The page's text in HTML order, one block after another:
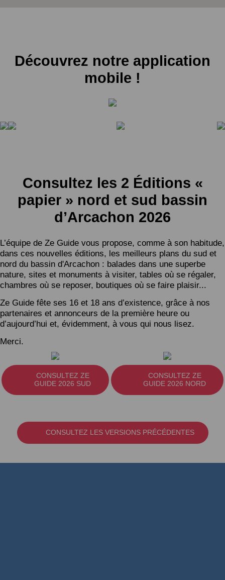
Découvrez notre application
mobile !
Consultez les 2 Éditions «
papier » nord et sud bassin
d’Arcachon 2026
L’équipe de Ze Guide vous propose, comme à son habitude,
dans ces nouvelles éditions, les meilleurs plans du sud et
nord du bassin d'Arcachon : balades dans une superbe
nature, sites et monuments à visiter, tables où se régaler,
chambres où se reposer, boutiques où se faire plaisir...
Ze Guide fête ses 16 et 18 ans d’existence, grâce à nos
partenaires et annonceurs de la première heure ou
d’aujourd’hui et, évidemment, à vous qui nous lisez.
Merci.
CONSULTEZ ZE
GUIDE 2026 SUD
CONSULTEZ ZE
GUIDE 2026 NORD
CONSULTEZ LES VERSIONS PRÉCÉDENTES